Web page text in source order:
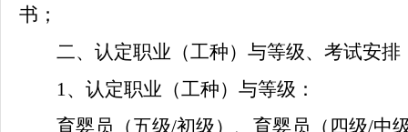
书；
二、认定职业（工种）与等级、考试安排
1、认定职业（工种）与等级：
育婴员（五级/初级）、育婴员（四级/中